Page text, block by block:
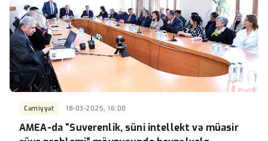
Cəmiyyət 18-03-2025, 16:00
AMEA-da “Suverenlik, süni intellekt və müasir